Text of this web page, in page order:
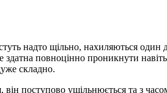
надто щільно, нахиляються один
повноцінно проникнути
складно.
поступово ущільнюється та з